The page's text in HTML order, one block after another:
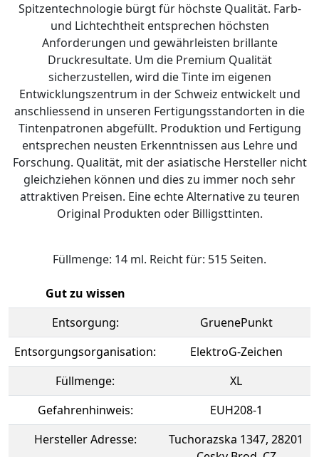
Spitzentechnologie bürgt für höchste Qualität. Farb-
und Lichtechtheit entsprechen höchsten
Anforderungen und gewährleisten brillante
Druckresultate. Um die Premium Qualität
sicherzustellen, wird die Tinte im eigenen
Entwicklungszentrum in der Schweiz entwickelt und
anschliessend in unseren Fertigungsstandorten in die
Tintenpatronen abgefüllt. Produktion und Fertigung
entsprechen neusten Erkenntnissen aus Lehre und
Forschung. Qualität, mit der asiatische Hersteller nicht
gleichziehen können und dies zu immer noch sehr
attraktiven Preisen. Eine echte Alternative zu teuren
Original Produkten oder Billigsttinten.
Füllmenge: 14 ml. Reicht für: 515 Seiten.
Gut zu wissen
Entsorgung:
GruenePunkt
Entsorgungsorganisation:
ElektroG-Zeichen
Füllmenge:
XL
Gefahrenhinweis:
EUH208-1
Hersteller Adresse:
Tuchorazska 1347, 28201